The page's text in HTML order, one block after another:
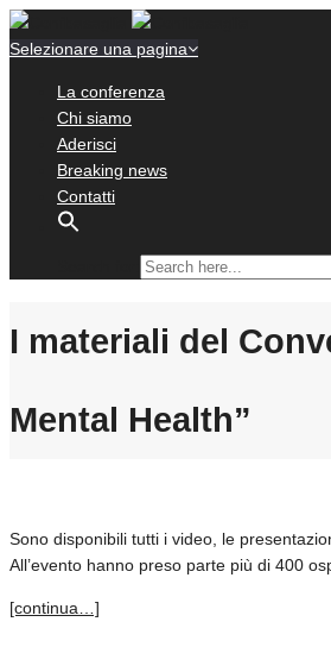
Selezionare una pagina
La conferenza
Chi siamo
Aderisci
Breaking news
Contatti
I materiali del
Mental Health”
Sono disponibili tutti i video, le
All’evento hanno preso parte più di 400
[continua…]